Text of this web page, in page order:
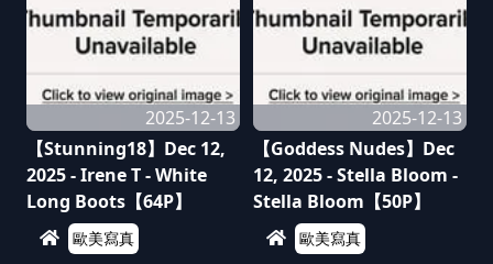
2025-12-13
【Stunning18】Dec 12,
2025 - Irene T - White
Long Boots【64P】
歐美寫真
2025-12-13
【Goddess Nudes】Dec
12, 2025 - Stella Bloom -
Stella Bloom【50P】
歐美寫真